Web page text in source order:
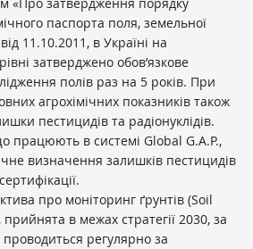
«Про затвердження порядку
паспорта поля, земельної
11.10.2011, в Україні на
затверджено обов’язкове
полів раз на 5 років. При
агрохімічних показників також
пестицидів та радіонуклідів.
працюють в системі Global G.A.P.,
визначення залишків пестицидів
про моніторинг ґрунтів (Soil
в межах стратегії 2030, за
проводиться регулярно за